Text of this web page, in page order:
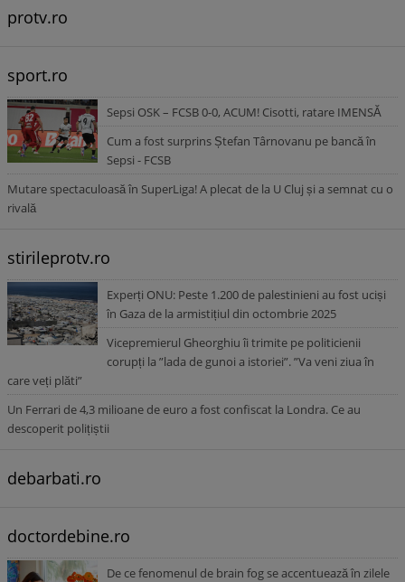
protv.ro
sport.ro
Sepsi OSK – FCSB 0-0, ACUM! Cisotti, ratare IMENSĂ
Cum a fost surprins Ștefan Târnovanu pe bancă în
Sepsi - FCSB
Mutare spectaculoasă în SuperLiga! A plecat de la U Cluj și a semnat cu o
rivală
stirileprotv.ro
Experți ONU: Peste 1.200 de palestinieni au fost uciși
în Gaza de la armistițiul din octombrie 2025
Vicepremierul Gheorghiu îi trimite pe politicienii
corupți la ”lada de gunoi a istoriei”. ”Va veni ziua în
care veți plăti”
Un Ferrari de 4,3 milioane de euro a fost confiscat la Londra. Ce au
descoperit polițiștii
debarbati.ro
doctordebine.ro
De ce fenomenul de brain fog se accentuează în zilele